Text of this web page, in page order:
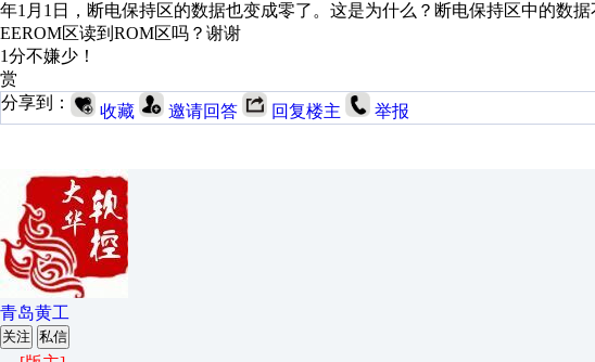
年1月1日，断电保持区的数据也变成零了。这是为什么？断电保持区中的数
EEROM区读到ROM区吗？谢谢
1分不嫌少！
赏
分享到：
收藏 邀请回答 回复楼主 举报
青岛黄工
关注 私信